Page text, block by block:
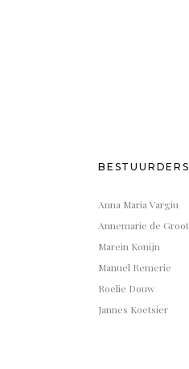
BESTUURDERS
Anna Maria Vargiu
Annemarie de Groot
Marein Konijn
Manuel Remerie
Roelie Douw
Jannes Koetsier